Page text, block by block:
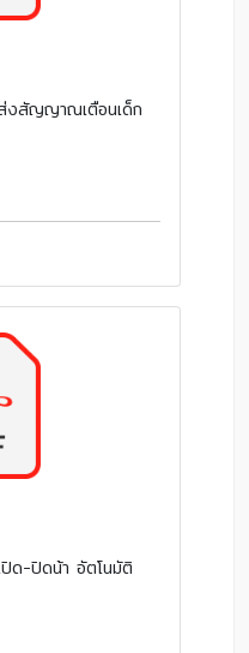
งสัญญาณเตือนเด็ก
ปิด-ปิดน้า อัตโนมัติ